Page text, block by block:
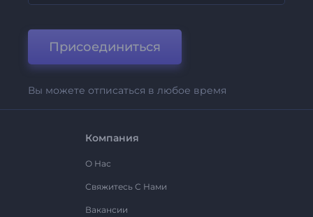
Присоединиться
Вы можете отписаться в любое время
Компания
О Нас
Свяжитесь С Нами
Вакансии